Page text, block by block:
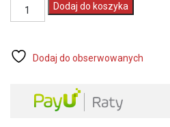
BIHUI
DIAMENTOWE
Dodaj do koszyka
Dodaj do obserwowanych